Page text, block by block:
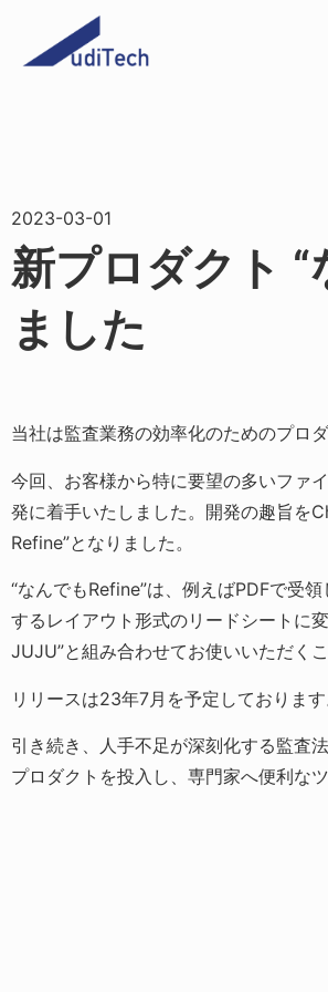
2023-03-01
新プロダクト “
ました
当社は監査業務の効率化のためのプロ
今回、お客様から特に要望の多いファ
発に着手いたしました。開発の趣旨を
Refine”となりました。
“なんでもRefine”は、例えばPDFで受
するレイアウト形式のリードシートに
JUJU”と組み合わせてお使いいただく
リリースは23年7月を予定しております
引き続き、人手不足が深刻化する監査
プロダクトを投入し、専門家へ便利な